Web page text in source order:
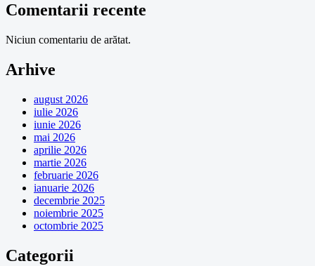
Comentarii recente
Niciun comentariu de arătat.
Arhive
august 2026
iulie 2026
iunie 2026
mai 2026
aprilie 2026
martie 2026
februarie 2026
ianuarie 2026
decembrie 2025
noiembrie 2025
octombrie 2025
Categorii